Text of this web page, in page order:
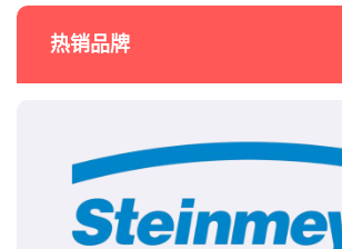
热销品牌